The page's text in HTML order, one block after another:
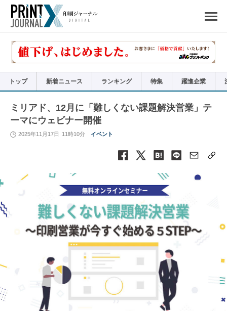
で
リ
トップ 新着ニュース ランキング 特集 躍進企業
ミリアド、12月に「難しくない課題解決営業」テ
ーマにウェビナー開催
2025年11月17日 11時10分 イベント